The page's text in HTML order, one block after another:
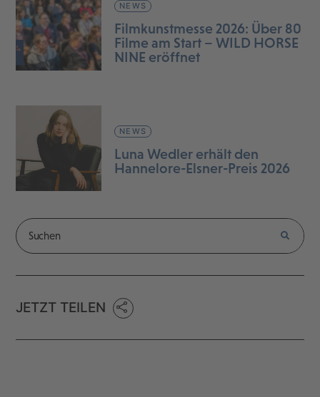
NEWS
Filmkunstmesse 2026: Über 80
Filme am Start – WILD HORSE
NINE eröffnet
NEWS
Luna Wedler erhält den
Hannelore-Elsner-Preis 2026
JETZT TEILEN